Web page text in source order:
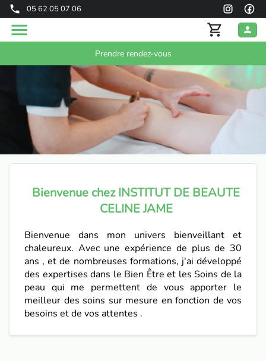
05 62 05 07 06
Prendre rendez-vous
Bienvenue chez INSTITUT DE BEAUTE
CELINE JAME
Bienvenue dans mon univers bienveillant et
chaleureux. Avec une expérience de plus de 30
ans , et de nombreuses formations, j'ai développé
des expertises dans le Bien Être et les Soins de la
peau qui me permettent de vous apporter le
meilleur des soins sur mesure en fonction de vos
besoins et de vos attentes .